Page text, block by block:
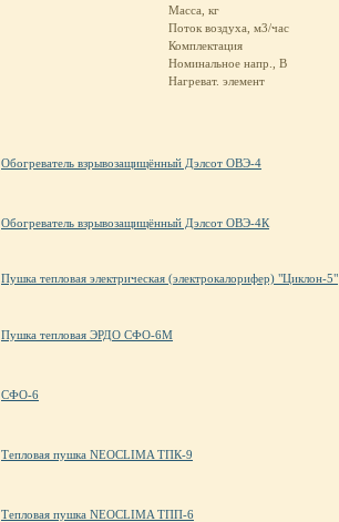
Масса, кг
Поток воздуха, м3/час
Комплектация
Номинальное напр., В
Нагреват. элемент
Обогреватель взрывозащищённый Дэлсот ОВЭ-4
Обогреватель взрывозащищённый Дэлсот ОВЭ-4К
Пушка тепловая электрическая (электрокалорифер) "Циклон-5"
Пушка тепловая ЭРДО СФО-6М
СФО-6
Тепловая пушка NEOCLIMA ТПК-9
Тепловая пушка NEOCLIMA ТПП-6